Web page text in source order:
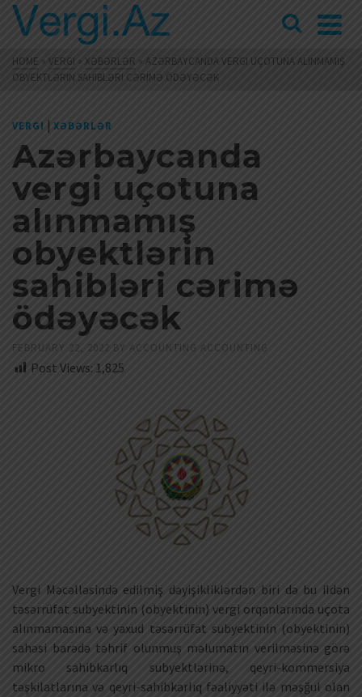
HOME » VERGI » XƏBƏRLƏR » AZƏRBAYCANDA VERGI UÇOTUNA ALINMAMIŞ
OBYEKTLƏRIN SAHIBLƏRI CƏRIMƏ ÖDƏYƏCƏK
VERGI | XƏBƏRLƏR
Azərbaycanda
vergi uçotuna
alınmamış
obyektlərin
sahibləri cərimə
ödəyəcək
FEBRUARY 22, 2022 BY ACCOUNTING ACCOUNTING
Post Views: 1,825
Vergi Məcəlləsində edilmiş dəyişikliklərdən biri də bu ildən
təsərrüfat subyektinin (obyektinin) vergi orqanlarında uçota
alınmamasına və yaxud təsərrüfat subyektinin (obyektinin)
sahəsi barədə təhrif olunmuş məlumatın verilməsinə görə
mikro sahibkarlıq subyektlərinə, qeyri-kommersiya
təşkilatlarına və qeyri-sahibkarlıq fəaliyyəti ilə məşğul olan